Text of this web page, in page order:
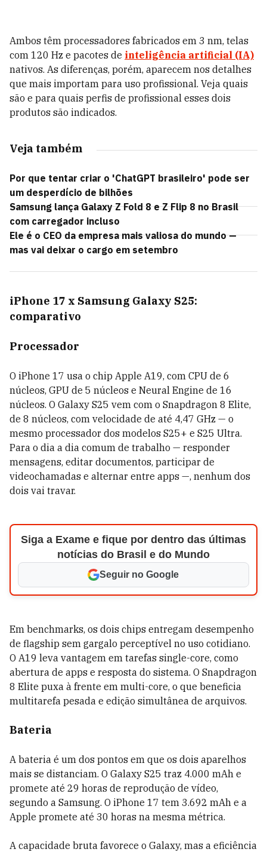
Ambos têm processadores fabricados em 3 nm, telas
com 120 Hz e pacotes de inteligência artificial (IA)
nativos. As diferenças, porém, aparecem nos detalhes
que mais importam para uso profissional. Veja quais
são e para quais perfis de profissional esses dois
produtos são indicados.
Veja também
Por que tentar criar o 'ChatGPT brasileiro' pode ser
um desperdício de bilhões
Samsung lança Galaxy Z Fold 8 e Z Flip 8 no Brasil
com carregador incluso
Ele é o CEO da empresa mais valiosa do mundo —
mas vai deixar o cargo em setembro
iPhone 17 x Samsung Galaxy S25:
comparativo
Processador
O iPhone 17 usa o chip Apple A19, com CPU de 6
núcleos, GPU de 5 núcleos e Neural Engine de 16
núcleos. O Galaxy S25 vem com o Snapdragon 8 Elite,
de 8 núcleos, com velocidade de até 4,47 GHz — o
mesmo processador dos modelos S25+ e S25 Ultra.
Para o dia a dia comum de trabalho — responder
mensagens, editar documentos, participar de
videochamadas e alternar entre apps —, nenhum dos
dois vai travar.
Siga a Exame e fique por dentro das últimas
notícias do Brasil e do Mundo
Seguir no Google
Em benchmarks, os dois chips entregam desempenho
de flagship sem gargalo perceptível no uso cotidiano.
O A19 leva vantagem em tarefas single-core, como
abertura de apps e resposta do sistema. O Snapdragon
8 Elite puxa à frente em multi-core, o que beneficia
multitarefa pesada e edição simultânea de arquivos.
Bateria
A bateria é um dos pontos em que os dois aparelhos
mais se distanciam. O Galaxy S25 traz 4.000 mAh e
promete até 29 horas de reprodução de vídeo,
segundo a Samsung. O iPhone 17 tem 3.692 mAh e a
Apple promete até 30 horas na mesma métrica.
A capacidade bruta favorece o Galaxy, mas a eficiência